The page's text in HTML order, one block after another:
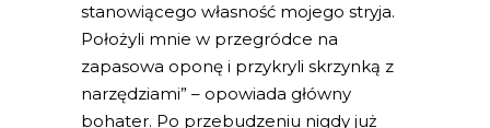
stanowiącego własność mojego stryja.
Położyli mnie w przegródce na
zapasowa oponę i przykryli skrzynką z
narzędziami” – opowiada główny
bohater. Po przebudzeniu nigdy już